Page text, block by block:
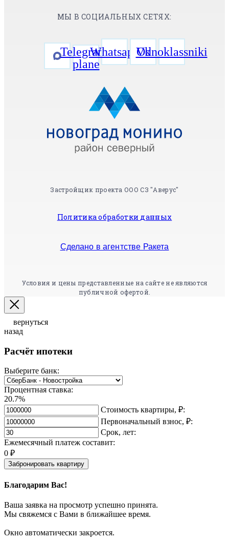
МЫ В СОЦИАЛЬНЫХ СЕТЯХ:
Telegram-
plane
WhatsappVk
Odnoklassniki
Застройщик проекта ООО СЗ "Аверус"
Политика обработки данных
Сделано в агентстве Ракета
Условия и цены представленные на сайте не являются
публичной офертой.
вернуться
назад
Расчёт ипотеки
Выберите банк:
Процентная ставка:
20.7%
Стоимость квартиры, ₽:
Первоначальный взнос, ₽:
Срок, лет:
Ежемесячный платеж составит:
0 ₽
Забронировать квартиру
Благодарим Вас!
Ваша заявка на просмотр успешно принята.
Мы свяжемся с Вами в ближайшее время.
Окно автоматически закроется.